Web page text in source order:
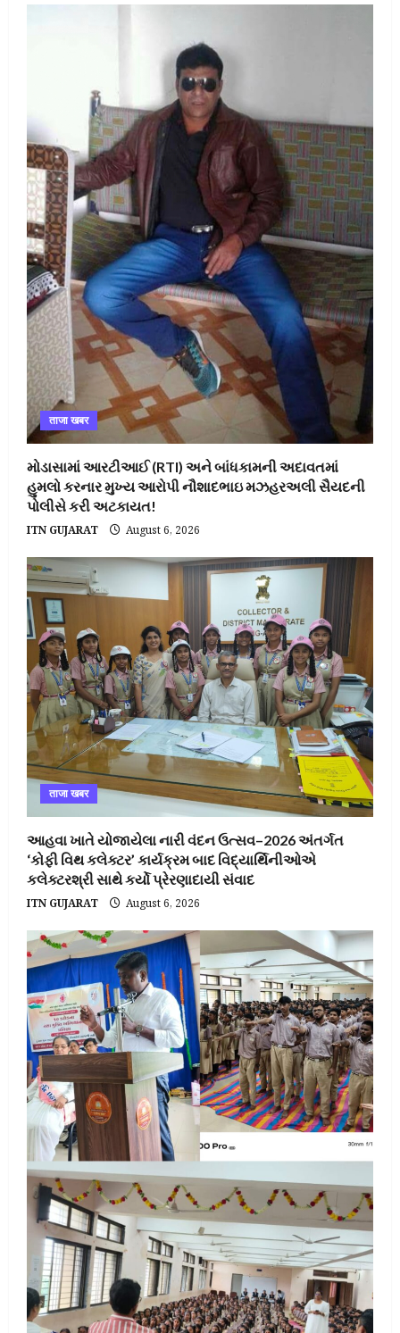
ताजा खबर
મોડાસામાં આરટીઆઈ (RTI) અને બાંધકામની અદાવતમાં
હુમલો કરનાર મુખ્ય આરોપી નૌશાદભાઇ મઝહરઅલી સૈયદની
પોલીસે કરી અટકાયત!
ITN GUJARAT August 6, 2026
ताजा खबर
આહવા ખાતે યોજાયેલા નારી વંદન ઉત્સવ–2026 અંતર્ગત
‘કોફી વિથ કલેક્ટર’ કાર્યક્રમ બાદ વિદ્યાર્થિનીઓએ
કલેક્ટરશ્રી સાથે કર્યો પ્રેરણાદાયી સંવાદ
ITN GUJARAT August 6, 2026